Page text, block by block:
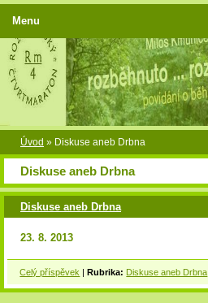
Úvod » Diskuse aneb Drbna
Diskuse aneb Drbna
Diskuse aneb Drbna
23. 8. 2013
Celý příspěvek |Rubrika: Diskuse aneb Drbna
Menu